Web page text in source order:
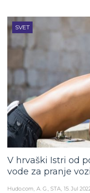
SVET
V hrvaški Istri od
vode za pranje
Hudo.com A. G., STA 15. Jul